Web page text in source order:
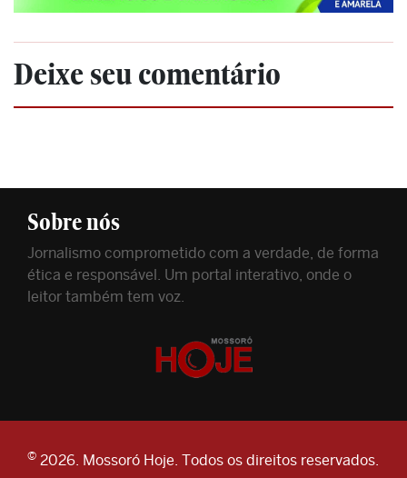
Deixe seu comentário
Sobre nós
Jornalismo comprometido com a verdade, de forma
ética e responsável. Um portal interativo, onde o
leitor também tem voz.
© 2026. Mossoró Hoje. Todos os direitos reservados.